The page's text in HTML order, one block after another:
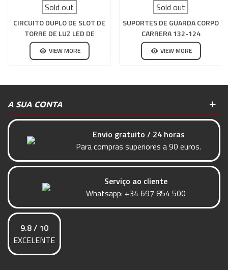
Sold out
CIRCUITO DUPLO DE SLOT DE
TORRE DE LUZ LED DE
MADEIRA
VIEW MORE
Sold out
SUPORTES DE GUARDA CORPO
CARRERA 132-124
VIEW MORE
A SUA CONTA
Envio gratuito / 24 horas
Para compras superiores a 90 euros.
Serviço ao cliente
Whatsapp: +34 697 854 500
9.8 / 10
EXCELENTE